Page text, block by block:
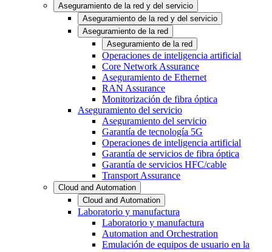
Aseguramiento de la red y del servicio
Aseguramiento de la red y del servicio
Aseguramiento de la red
Aseguramiento de la red
Operaciones de inteligencia artificial
Core Network Assurance
Aseguramiento de Ethernet
RAN Assurance
Monitorización de fibra óptica
Aseguramiento del servicio
Aseguramiento del servicio
Garantía de tecnología 5G
Operaciones de inteligencia artificial
Garantía de servicios de fibra óptica
Garantía de servicios HFC/cable
Transport Assurance
Cloud and Automation
Cloud and Automation
Laboratorio y manufactura
Laboratorio y manufactura
Automation and Orchestration
Emulación de equipos de usuario en la